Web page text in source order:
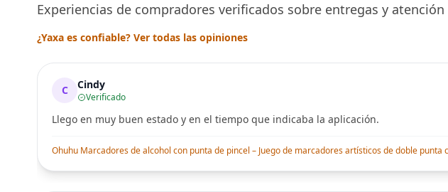
Experiencias de compradores verificados sobre entregas y
¿Yaxa es confiable? Ver todas las opiniones
C Cindy
Verificado
Llego en muy buen estado y en el tiempo que indicaba la aplicación.
Ohuhu Marcadores de alcohol con punta de pincel – Juego de marcadores artísticos de doble